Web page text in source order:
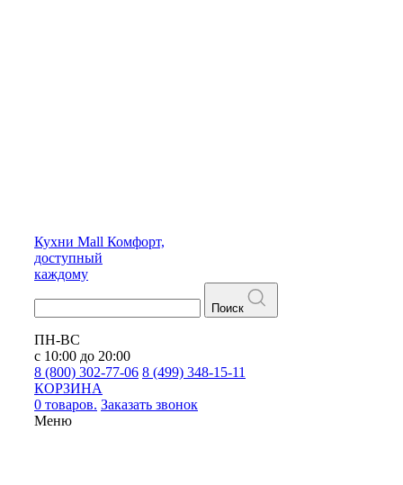
Кухни Mall Комфорт,
доступный
каждому
Поиск
ПН-ВС
с 10:00 до 20:00
8 (800) 302-77-06 8 (499) 348-15-11
КОРЗИНА
0 товаров. Заказать звонок
Меню